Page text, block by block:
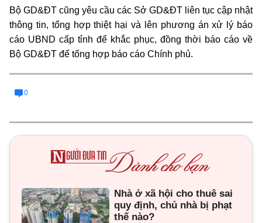
Bộ GD&ĐT cũng yêu cầu các Sở GD&ĐT liên tục cập nhật
thông tin, tổng hợp thiệt hại và lên phương án xử lý báo
cáo UBND cấp tỉnh để khắc phục, đồng thời báo cáo về
Bộ GD&ĐT để tổng hợp báo cáo Chính phủ.
0
Nhà ở xã hội cho thuê sai
quy định, chủ nhà bị phạt
thế nào?